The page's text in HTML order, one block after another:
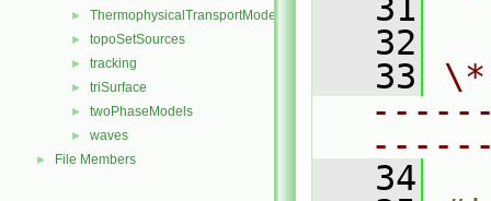
► ThermophysicalTransportModels
► topoSetSources
► tracking
► triSurface
► twoPhaseModels
► waves
► File Members
   31
   32
   33
   34